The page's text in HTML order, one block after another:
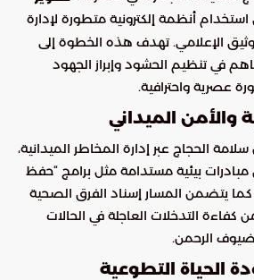
أنظمة إلكترونية متطورة لإدارة
الإعلامي. تهدف هذه الخطوة إلى
في تنظيم الحشود وإبراز الجهود
عصرية واحترافية.
والأمن الميداني
الحجاج عبر إدارة المخاطر الميدانية،
بيئية مستدامة مثل برامج “حفظ
كما يتضمن المسار إسناد الفرق الصحية
كفاءة التدخلات العاجلة في الحالات
الرحمن.
الحياة التطوعية